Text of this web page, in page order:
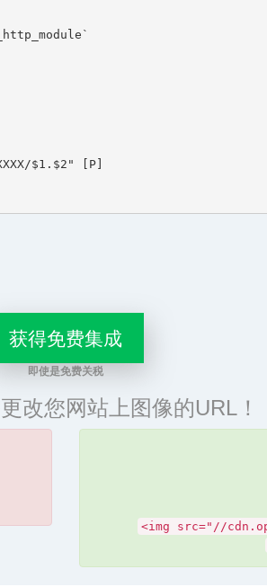
$1.$2" [P]
获得免费集成
即使是免费关税
改您网站上图像的URL！
<img src="//